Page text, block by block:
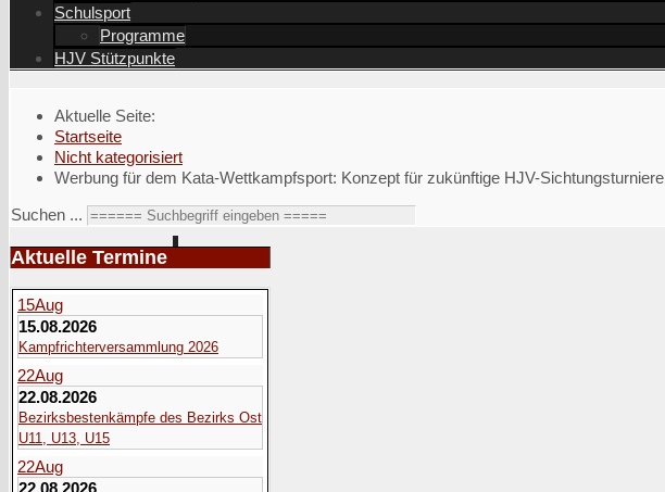
Schulsport
Programme
HJV Stützpunkte
Aktuelle Seite:
Startseite
Nicht kategorisiert
Werbung für dem Kata-Wettkampfsport: Konzept für zukünftige HJV-Sichtungsturniere
Suchen ...
Aktuelle Termine
15Aug
15.08.2026
Kampfrichterversammlung 2026
22Aug
22.08.2026
Bezirksbestenkämpfe des Bezirks Ost
U11, U13, U15
22Aug
22.08.2026